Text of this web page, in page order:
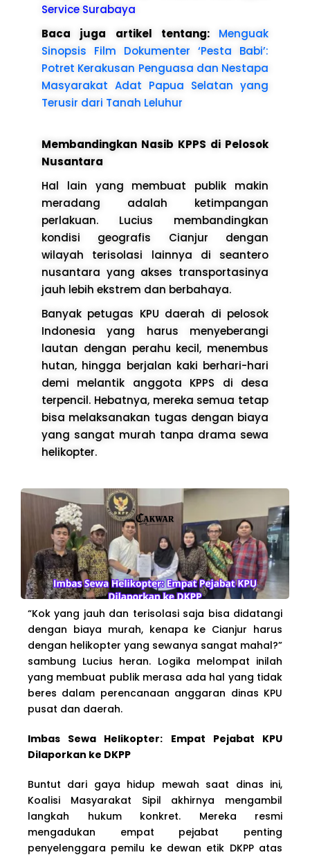
Service Surabaya
Baca juga artikel tentang: Menguak
Sinopsis Film Dokumenter ‘Pesta Babi’:
Potret Kerakusan Penguasa dan Nestapa
Masyarakat Adat Papua Selatan yang
Terusir dari Tanah Leluhur
Membandingkan Nasib KPPS di Pelosok
Nusantara
Hal lain yang membuat publik makin
meradang adalah ketimpangan
perlakuan. Lucius membandingkan
kondisi geografis Cianjur dengan
wilayah terisolasi lainnya di seantero
nusantara yang akses transportasinya
jauh lebih ekstrem dan berbahaya.
Banyak petugas KPU daerah di pelosok
Indonesia yang harus menyeberangi
lautan dengan perahu kecil, menembus
hutan, hingga berjalan kaki berhari-hari
demi melantik anggota KPPS di desa
terpencil. Hebatnya, mereka semua tetap
bisa melaksanakan tugas dengan biaya
yang sangat murah tanpa drama sewa
helikopter.
“Kok yang jauh dan terisolasi saja bisa didatangi
dengan biaya murah, kenapa ke Cianjur harus
dengan helikopter yang sewanya sangat mahal?”
sambung Lucius heran. Logika melompat inilah
yang membuat publik merasa ada hal yang tidak
beres dalam perencanaan anggaran dinas KPU
pusat dan daerah.
Imbas Sewa Helikopter: Empat Pejabat KPU
Dilaporkan ke DKPP
Buntut dari gaya hidup mewah saat dinas ini,
Koalisi Masyarakat Sipil akhirnya mengambil
langkah hukum konkret. Mereka resmi
mengadukan empat pejabat penting
penyelenggara pemilu ke dewan etik DKPP atas